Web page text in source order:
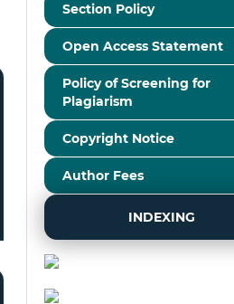
Section Policy
Open Access Statement
Policy of Screening for
Plagiarism
Copyright Notice
Author Fees
INDEXING